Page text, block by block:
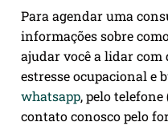
Para agendar uma
informações sobre
ajudar você a lidar com
estresse ocupacional e
whatsapp, pelo telefone
contato conosco pelo